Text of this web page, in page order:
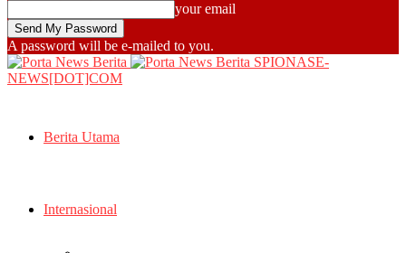
your email
A password will be e-mailed to you.
SPIONASE-
NEWS[DOT]COM
Berita Utama
Internasional